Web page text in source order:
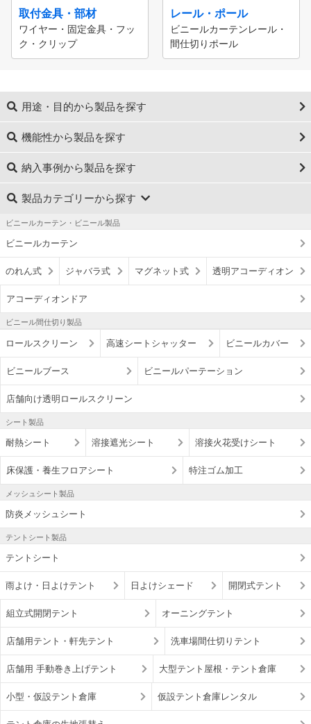
取付金具・部材
ワイヤー・固定金具・フッ
ク・クリップ
レール・ポール
ビニールカーテンレール・
間仕切りポール
用途・目的から製品を探す
機能性から製品を探す
納入事例から製品を探す
製品カテゴリーから探す
ビニールカーテン・ビニール製品
ビニールカーテン
のれん式 ジャバラ式 マグネット式 透明アコーディオン
アコーディオンドア
ビニール間仕切り製品
ロールスクリーン 高速シートシャッター ビニールカバー
ビニールブース ビニールパーテーション
店舗向け透明ロールスクリーン
シート製品
耐熱シート 溶接遮光シート 溶接火花受けシート
床保護・養生フロアシート 特注ゴム加工
メッシュシート製品
防炎メッシュシート
テントシート製品
テントシート
雨よけ・日よけテント 日よけシェード 開閉式テント
組立式開閉テント オーニングテント
店舗用テント・軒先テント 洗車場間仕切りテント
店舗用 手動巻き上げテント 大型テント屋根・テント倉庫
小型・仮設テント倉庫 仮設テント倉庫レンタル